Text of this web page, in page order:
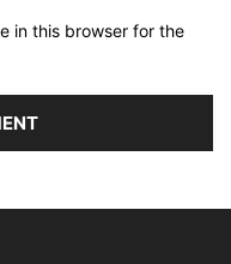
in this browser for the